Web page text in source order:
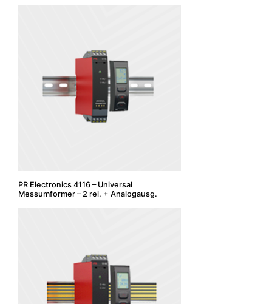
PR Electronics 4116 – Universal
Messumformer – 2 rel. + Analogausg.